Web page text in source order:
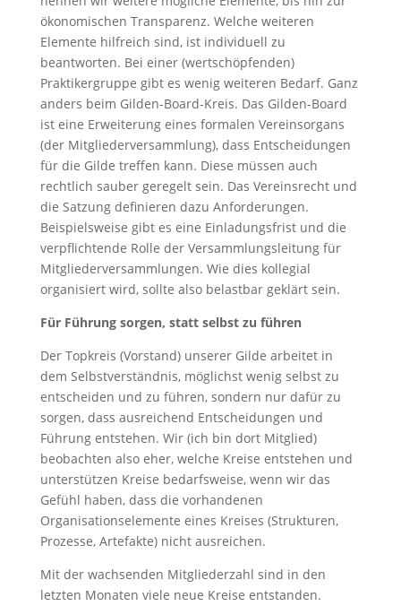
ökonomischen Transparenz. Welche weiteren
Elemente hilfreich sind, ist individuell zu
beantworten. Bei einer (wertschöpfenden)
Praktikergruppe gibt es wenig weiteren Bedarf. Ganz
anders beim Gilden-Board-Kreis. Das Gilden-Board
ist eine Erweiterung eines formalen Vereinsorgans
(der Mitgliederversammlung), dass Entscheidungen
für die Gilde treffen kann. Diese müssen auch
rechtlich sauber geregelt sein. Das Vereinsrecht und
die Satzung definieren dazu Anforderungen.
Beispielsweise gibt es eine Einladungsfrist und die
verpflichtende Rolle der Versammlungsleitung für
Mitgliederversammlungen. Wie dies kollegial
organisiert wird, sollte also belastbar geklärt sein.
Für Führung sorgen, statt selbst zu führen
Der Topkreis (Vorstand) unserer Gilde arbeitet in
dem Selbstverständnis, möglichst wenig selbst zu
entscheiden und zu führen, sondern nur dafür zu
sorgen, dass ausreichend Entscheidungen und
Führung entstehen. Wir (ich bin dort Mitglied)
beobachten also eher, welche Kreise entstehen und
unterstützen Kreise bedarfsweise, wenn wir das
Gefühl haben, dass die vorhandenen
Organisationselemente eines Kreises (Strukturen,
Prozesse, Artefakte) nicht ausreichen.
Mit der wachsenden Mitgliederzahl sind in den
letzten Monaten viele neue Kreise entstanden.